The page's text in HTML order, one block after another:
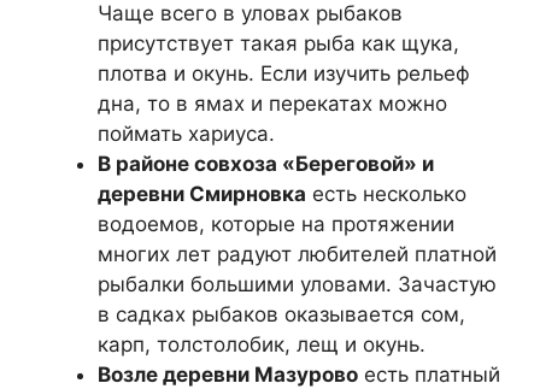
Чаще всего в уловах рыбаков
присутствует такая рыба как щука,
плотва и окунь. Если изучить рельеф
дна, то в ямах и перекатах можно
поймать хариуса.
В районе совхоза «Береговой» и
деревни Смирновка есть несколько
водоемов, которые на протяжении
многих лет радуют любителей платной
рыбалки большими уловами. Зачастую
в садках рыбаков оказывается сом,
карп, толстолобик, лещ и окунь.
Возле деревни Мазурово есть платный